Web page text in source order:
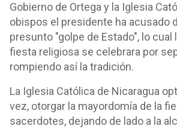
Gobierno de Ortega y la Iglesia
obispos el presidente ha acusado
presunto "golpe de Estado", lo cual
fiesta religiosa se celebrara por
rompiendo así la tradición.
La Iglesia Católica de Nicaragua
vez, otorgar la mayordomía de la
sacerdotes, dejando de lado a la